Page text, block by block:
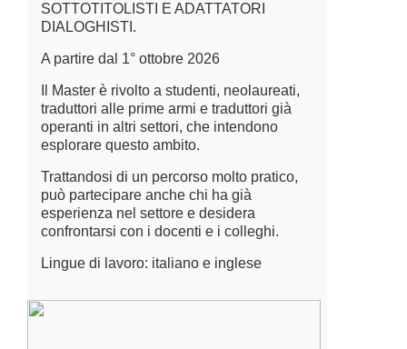
SOTTOTITOLISTI E ADATTATORI
DIALOGHISTI.
A partire dal 1° ottobre 2026
Il Master è rivolto a studenti, neolaureati,
traduttori alle prime armi e traduttori già
operanti in altri settori, che intendono
esplorare questo ambito.
Trattandosi di un percorso molto pratico,
può partecipare anche chi ha già
esperienza nel settore e desidera
confrontarsi con i docenti e i colleghi.
Lingue di lavoro: italiano e inglese